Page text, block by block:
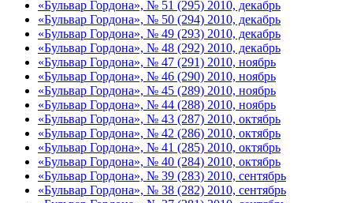
«Бульвар Гордона», № 51 (295) 2010, декабрь
«Бульвар Гордона», № 50 (294) 2010, декабрь
«Бульвар Гордона», № 49 (293) 2010, декабрь
«Бульвар Гордона», № 48 (292) 2010, декабрь
«Бульвар Гордона», № 47 (291) 2010, ноябрь
«Бульвар Гордона», № 46 (290) 2010, ноябрь
«Бульвар Гордона», № 45 (289) 2010, ноябрь
«Бульвар Гордона», № 44 (288) 2010, ноябрь
«Бульвар Гордона», № 43 (287) 2010, октябрь
«Бульвар Гордона», № 42 (286) 2010, октябрь
«Бульвар Гордона», № 41 (285) 2010, октябрь
«Бульвар Гордона», № 40 (284) 2010, октябрь
«Бульвар Гордона», № 39 (283) 2010, сентябрь
«Бульвар Гордона», № 38 (282) 2010, сентябрь